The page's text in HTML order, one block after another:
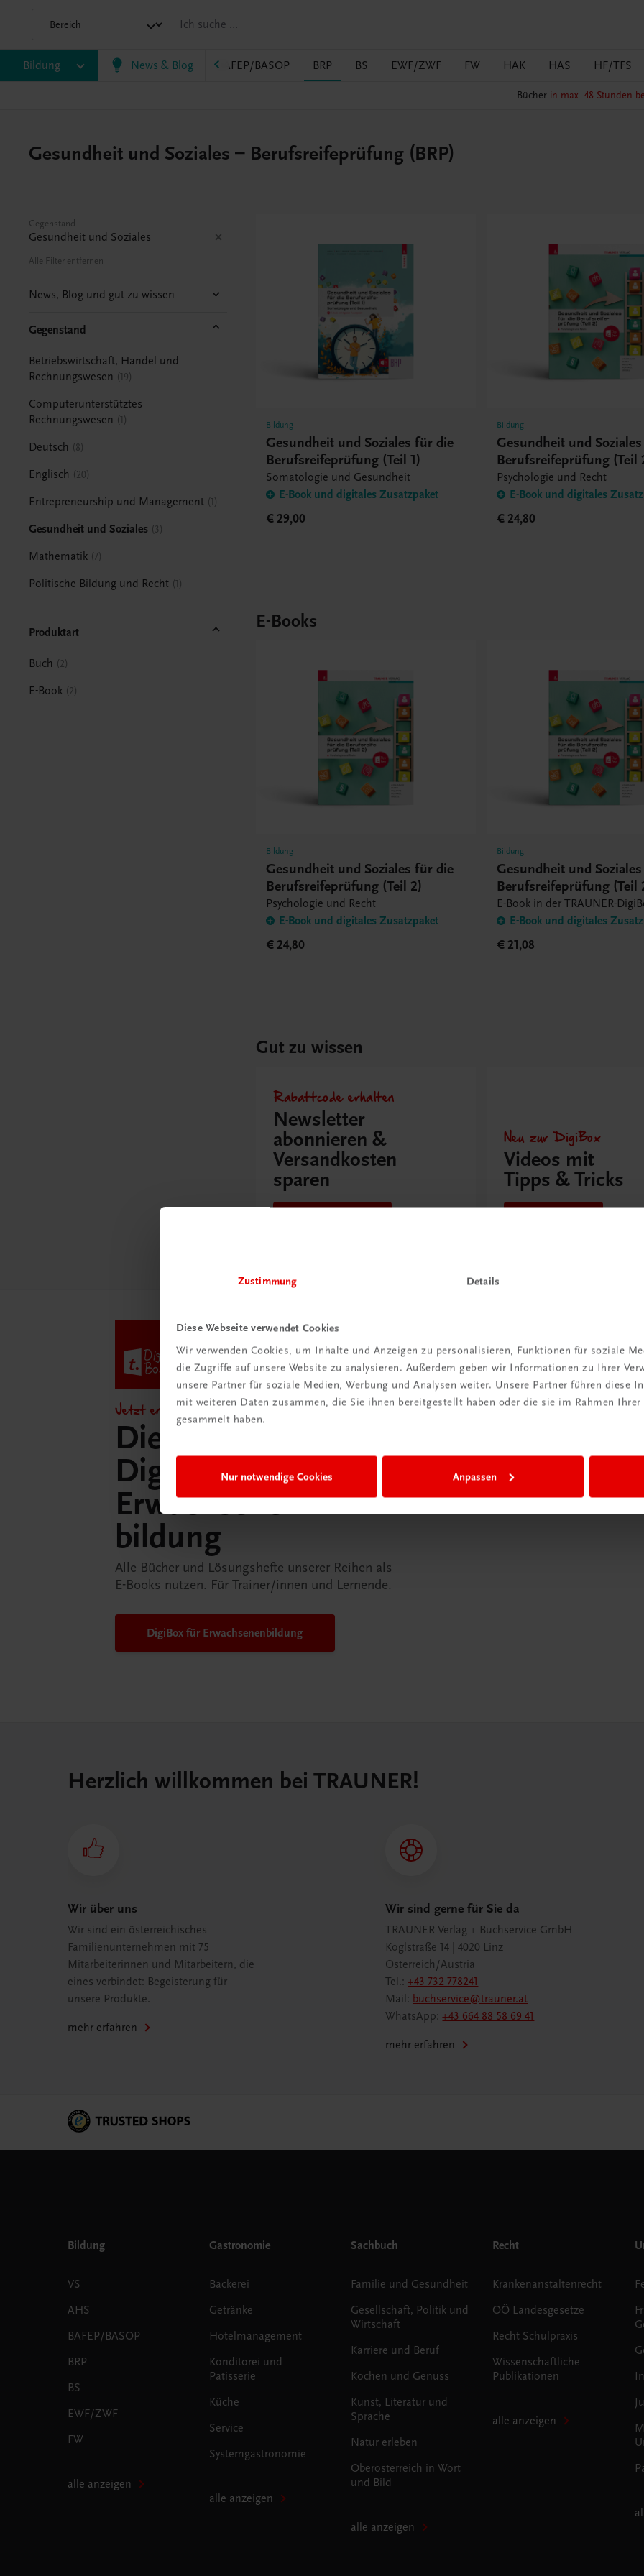
Zustimmung Details
Diese Webseite verwendet Cookies
Wir verwenden Cookies, um Inhalte und Anzeigen zu personalisieren, Funktionen für soziale
die Zugriffe auf unsere Website zu analysieren. Außerdem geben wir Informationen zu Ihrer
unsere Partner für soziale Medien, Werbung und Analysen weiter. Unsere Partner führen diese
mit weiteren Daten zusammen, die Sie ihnen bereitgestellt haben oder die sie im Rahmen
gesammelt haben.
Nur notwendige Cookies Anpassen
Bildung News & Blog
VS AHS BAFEP/BASOP BRP BS EWF/ZWF FW HAK HAS HF/TFS
Bücher in max. 48 Stunden
Gesundheit und Soziales – Berufsreifeprüfung (BRP)
Gegenstand
Gesundheit und Soziales
Alle Filter entfernen
News, Blog und gut zu wissen
Gegenstand
Betriebswirtschaft, Handel und
Rechnungswesen
19
Computerunterstütztes
Rechnungswesen
1
Deutsch 8
Englisch 20
Entrepreneurship und Management 1
Gesundheit und Soziales 3
Mathematik 7
Politische Bildung und Recht 1
Produktart
Buch 2
E-Book 2
Bildung
Gesundheit und Soziales für die
Berufsreifeprüfung (Teil 1)
Somatologie und Gesundheit
E-Book und digitales Zusatzpaket
€ 29,00
Bildung
Gesundheit und
Berufsreifeprüfung (Teil
Psychologie und Recht
E-Book und digitales
€ 24,80
E-Books
Bildung
Gesundheit und Soziales für die
Berufsreifeprüfung (Teil 2)
Psychologie und Recht
E-Book und digitales Zusatzpaket
€ 24,80
Bildung
Gesundheit und
Berufsreifeprüfung (Teil
Psychologie und Recht –
E-Book in der TRAUNER-
E-Book und digitales
€ 21,08
Gut zu wissen
Rabattcode erhalten
Newsletter
abonnieren &
Versandkosten
sparen
Neu zur DigiBox
Videos mit
Tipps & Tricks
Jetzt entdecken!
Die TRAUNER-
DigiBox für die
Erwachsenen­
bildung
Alle Bücher und Lösungshefte unserer Reihen als
E-Books nutzen. Für Trainer/innen und Lernende.
DigiBox für Erwachsenen­bildung
Herzlich willkommen bei TRAUNER!
Wir über uns
Wir sind ein österreichisches
Familienunternehmen mit 75
Mitarbeiterinnen und Mitarbeitern, die
eines verbindet: Begeisterung für
unsere Produkte.
mehr erfahren
Wir sind gerne für Sie da
TRAUNER Verlag + Buchservice GmbH
Köglstraße 14 | 4020 Linz
Österreich/Austria
Tel.:+43 732 778241
Mail: buchservice@trauner.at
WhatsApp:+43 664 88 58 69 41
mehr erfahren
Bildung
VS
AHS
BAFEP/BASOP
BRP
BS
EWF/ZWF
FW
alle anzeigen
Gastronomie
Bäckerei
Getränke
Hotelmanagement
Konditorei und
Patisserie
Küche
Service
Systemgastronomie
alle anzeigen
Sachbuch
Familie und Gesundheit
Gesellschaft, Politik und
Wirtschaft
Karriere und Beruf
Kochen und Genuss
Kunst, Literatur und
Sprache
Natur erleben
Oberösterreich in Wort
und Bild
alle anzeigen
Recht
Krankenanstaltenrecht
OÖ Landesgesetze
Recht Schulpraxis
Wissenschaftliche
Publikationen
alle anzeigen